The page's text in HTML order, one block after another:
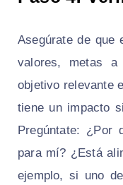
Asegúrate de que
valores, metas
objetivo relevante
tiene un impacto
Pregúntate: ¿Por
para mí? ¿Está
ejemplo, si uno